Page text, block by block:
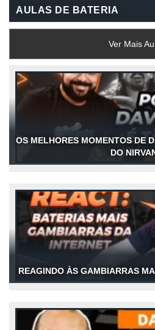
AULAS DE BATERIA
Ver Mais
OS MELHORES MOMENTOS DE
DO
REAGINDO ÀS GAMBIARRAS